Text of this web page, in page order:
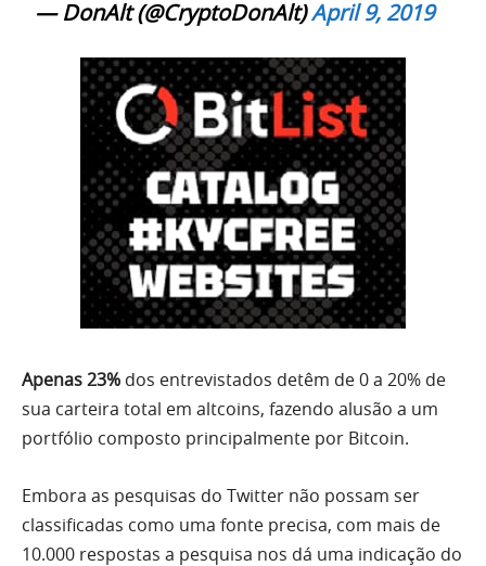
— DonAlt (@CryptoDonAlt)April 9, 2019
Apenas 23% dos entrevistados detêm de 0 a 20% de
sua carteira total em altcoins, fazendo alusão a um
portfólio composto principalmente por Bitcoin.
Embora as pesquisas do Twitter não possam ser
classificadas como uma fonte precisa, com mais de
10.000 respostas a pesquisa nos dá uma indicação do